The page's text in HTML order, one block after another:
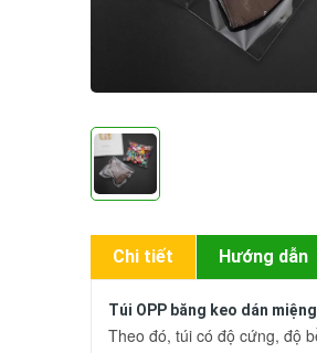
Chi tiết Hướng dẫn
Túi OPP băng keo dán miệng
Theo đó, túi có độ cứng, độ